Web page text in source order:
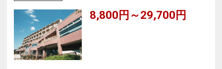
8,800円～29,700円